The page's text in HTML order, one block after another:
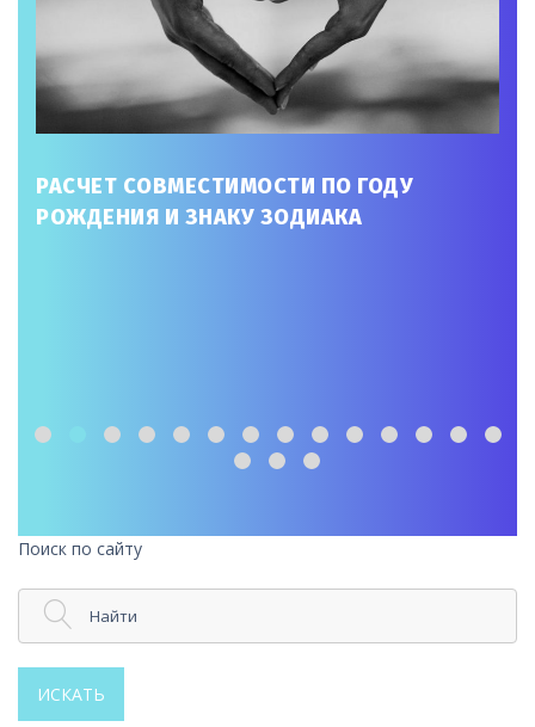
РАСЧЕТ СОВМЕСТИМОСТИ ПО ГОДУ
РОЖДЕНИЯ И ЗНАКУ ЗОДИАКА
Поиск по сайту
Найти
ИСКАТЬ